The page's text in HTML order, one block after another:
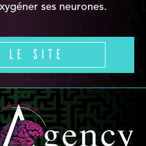
ses neurones.
le site